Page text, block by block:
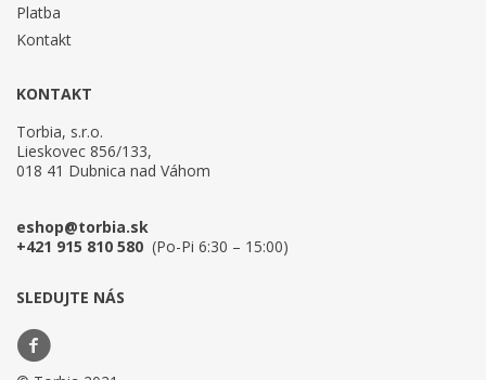
Platba
Kontakt
KONTAKT
Torbia, s.r.o.
Lieskovec 856/133,
018 41 Dubnica nad Váhom
eshop@torbia.sk
+421 915 810 580 (Po-Pi 6:30 – 15:00)
SLEDUJTE NÁS